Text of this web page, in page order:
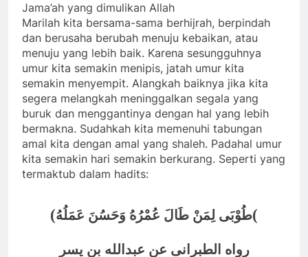
Jama’ah yang dimulikan Allah
Marilah kita bersama-sama berhijrah, berpindah
dan berusaha berubah menuju kebaikan, atau
menuju yang lebih baik. Karena sesungguhnya
umur kita semakin menipis, jatah umur kita
semakin menyempit. Alangkah baiknya jika kita
segera melangkah meninggalkan segala yang
buruk dan menggantinya dengan hal yang lebih
bermakna. Sudahkah kita memenuhi tabungan
amal kita dengan amal yang shaleh. Padahal umur
kita semakin hari semakin berkurang. Seperti yang
termaktub dalam hadits:
(طُوْبَى لِمَنْ طَالَ عُمْرُهُ وَحَسُنَ عَمَلُهُ(
رواه الطبرانى عن عبدالله بن يسر